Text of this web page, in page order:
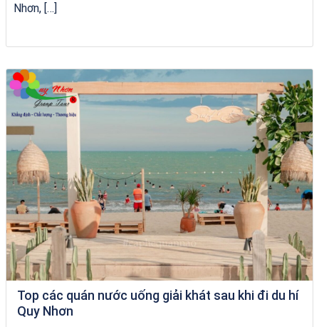
Nhơn, […]
Tour Sóc Trăng Phú Yên
Top các quán nước uống giải khát sau khi đi du hí
Quy Nhơn